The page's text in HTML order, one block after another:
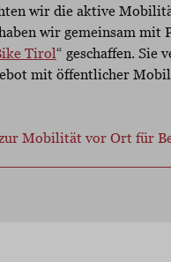
wir die aktive
wir gemeinsam mit
Tirol“ geschaffen. Sie
mit öffentlicher
Mobilität vor Ort für